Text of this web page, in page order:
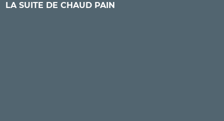
LA SUITE DE CHAUD PAIN